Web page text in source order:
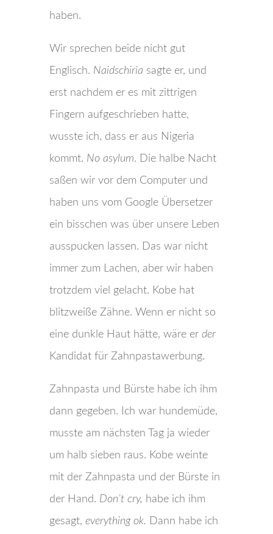
haben.
Wir sprechen beide nicht gut
Englisch. Naidschiria sagte er, und
erst nachdem er es mit zittrigen
Fingern aufgeschrieben hatte,
wusste ich, dass er aus Nigeria
kommt. No asylum. Die halbe Nacht
saßen wir vor dem Computer und
haben uns vom Google Übersetzer
ein bisschen was über unsere Leben
ausspucken lassen. Das war nicht
immer zum Lachen, aber wir haben
trotzdem viel gelacht. Kobe hat
blitzweiße Zähne. Wenn er nicht so
eine dunkle Haut hätte, wäre er der
Kandidat für Zahnpastawerbung.
Zahnpasta und Bürste habe ich ihm
dann gegeben. Ich war hundemüde,
musste am nächsten Tag ja wieder
um halb sieben raus. Kobe weinte
mit der Zahnpasta und der Bürste in
der Hand. Don’t cry, habe ich ihm
gesagt, everything ok. Dann habe ich